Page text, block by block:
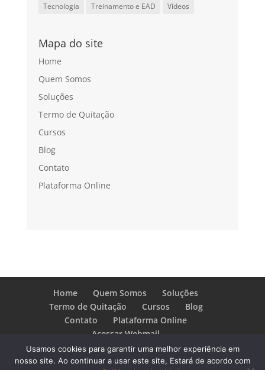
Tecnologia
Treinamento e EAD Vídeos
Mapa do site
Home
Quem Somos
Soluções
Termo de Quitação
Cursos
Blog
Contato
Plataforma Online
Home Quem Somos
Soluções
Termo de Quitação
Cursos
Blog
Contato
Plataforma Online
Acessar Webmail
SBB Soluções - Mediação de Conflitos- Design,
Usamos cookies para garantir uma melhor experiência em
nosso site. Ao continuar a usar este site, Estará de acordo com